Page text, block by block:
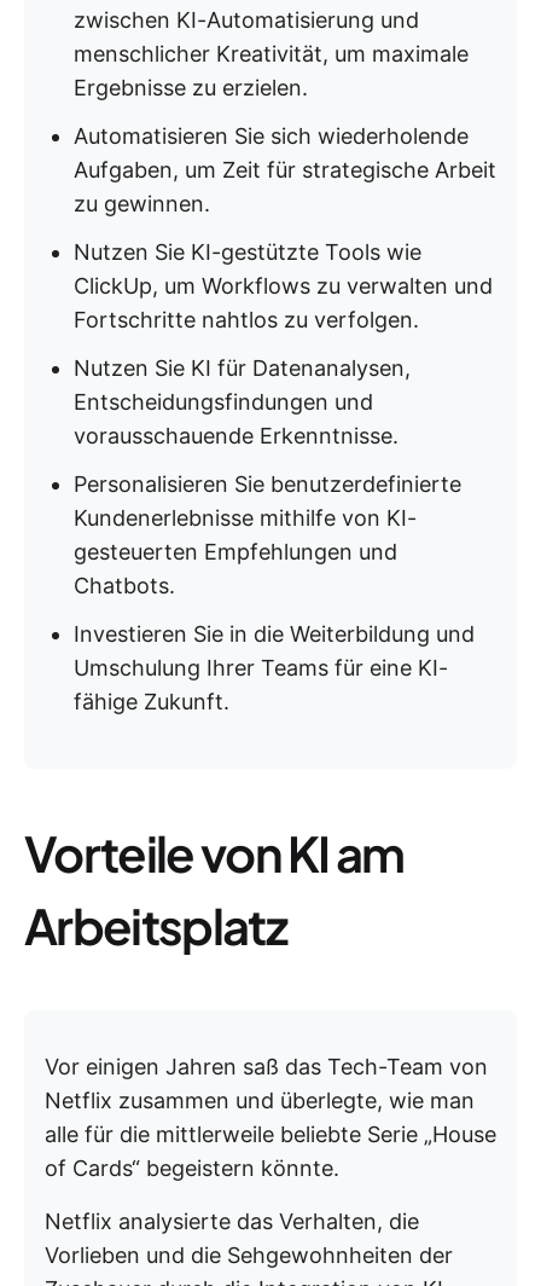
zwischen KI-Automatisierung und
menschlicher Kreativität, um maximale
Ergebnisse zu erzielen.
Automatisieren Sie sich wiederholende
Aufgaben, um Zeit für strategische Arbeit
zu gewinnen.
Nutzen Sie KI-gestützte Tools wie
ClickUp, um Workflows zu verwalten und
Fortschritte nahtlos zu verfolgen.
Nutzen Sie KI für Datenanalysen,
Entscheidungsfindungen und
vorausschauende Erkenntnisse.
Personalisieren Sie benutzerdefinierte
Kundenerlebnisse mithilfe von KI-
gesteuerten Empfehlungen und
Chatbots.
Investieren Sie in die Weiterbildung und
Umschulung Ihrer Teams für eine KI-
fähige Zukunft.
Vorteile von KI am
Arbeitsplatz
Vor einigen Jahren saß das Tech-Team von
Netflix zusammen und überlegte, wie man
alle für die mittlerweile beliebte Serie „House
of Cards“ begeistern könnte.
Netflix analysierte das Verhalten, die
Vorlieben und die Sehgewohnheiten der